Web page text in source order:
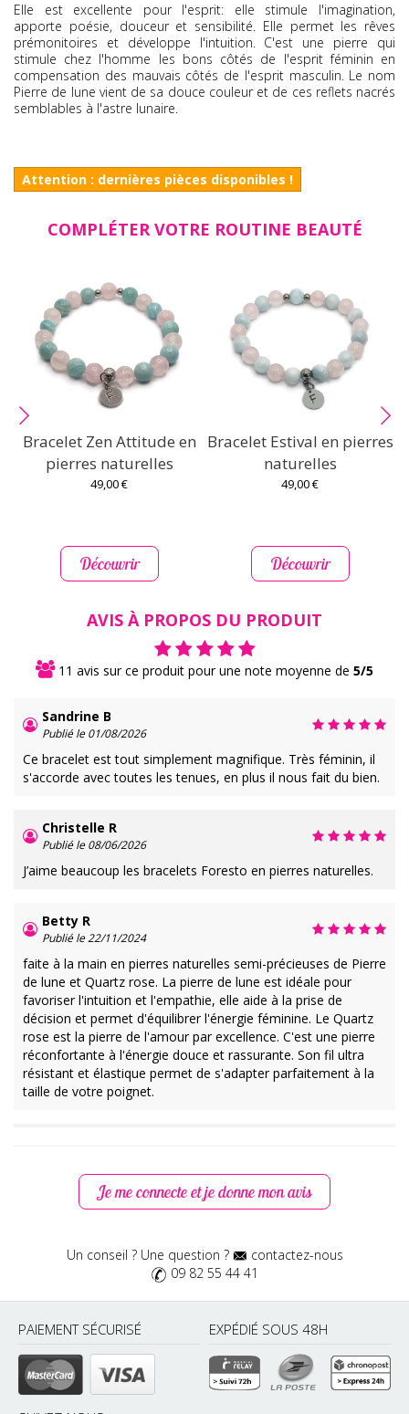
Elle est excellente pour l'esprit: elle stimule l'imagination,
apporte poésie, douceur et sensibilité. Elle permet les rêves
prémonitoires et développe l'intuition. C'est une pierre qui
stimule chez l'homme les bons côtés de l'esprit féminin en
compensation des mauvais côtés de l'esprit masculin. Le nom
Pierre de lune vient de sa douce couleur et de ces reflets nacrés
semblables à l'astre lunaire.
Attention : dernières pièces disponibles !
COMPLÉTER VOTRE ROUTINE BEAUTÉ
Bracelet Zen Attitude en
pierres naturelles
49,00 €
Découvrir
Bracelet Estival en pierres
naturelles
49,00 €
Découvrir
AVIS À PROPOS DU PRODUIT
11 avis sur ce produit pour une note moyenne de 5/5
Sandrine B
Publié le 01/08/2026
Ce bracelet est tout simplement magnifique. Très féminin, il
s'accorde avec toutes les tenues, en plus il nous fait du bien.
Christelle R
Publié le 08/06/2026
J’aime beaucoup les bracelets Foresto en pierres naturelles.
Betty R
Publié le 22/11/2024
faite à la main en pierres naturelles semi-précieuses de Pierre
de lune et Quartz rose. La pierre de lune est idéale pour
favoriser l'intuition et l'empathie, elle aide à la prise de
décision et permet d'équilibrer l'énergie féminine. Le Quartz
rose est la pierre de l'amour par excellence. C'est une pierre
réconfortante à l'énergie douce et rassurante. Son fil ultra
résistant et élastique permet de s'adapter parfaitement à la
taille de votre poignet.
C’est un très joli bracelet qui est très jolie , j’aime beaucoup
ces couleurs clair et féminin
Caroline C
Publié le 10/06/2024
Une belle création en pierres naturelles semi précieuses de
Je me connecte et je donne mon avis
Un conseil ? Une question ?
contactez-nous
09 82 55 44 41
PAIEMENT SÉCURISÉ EXPÉDIÉ SOUS 48H